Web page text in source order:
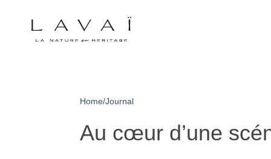
Home/Journal
Au cœur d’une